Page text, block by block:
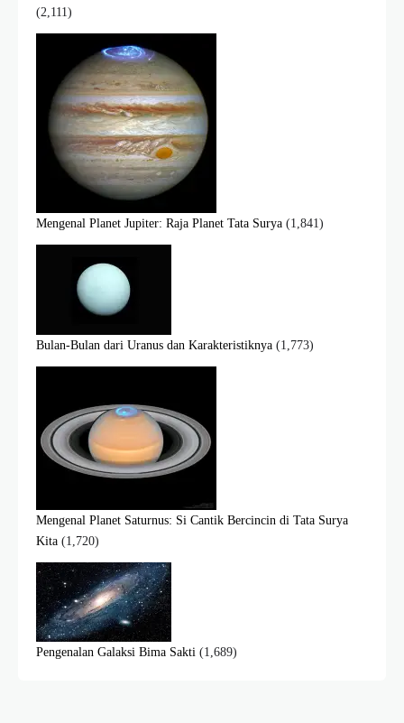
(2,111)
Mengenal Planet Jupiter: Raja Planet Tata Surya (1,841)
Bulan-Bulan dari Uranus dan Karakteristiknya (1,773)
Mengenal Planet Saturnus: Si Cantik Bercincin di Tata Surya
Kita (1,720)
Pengenalan Galaksi Bima Sakti (1,689)